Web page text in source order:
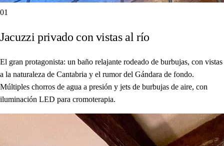
01
Jacuzzi privado con vistas al río
El gran protagonista: un baño relajante rodeado de burbujas, con vistas
a la naturaleza de Cantabria y el rumor del Gándara de fondo.
Múltiples chorros de agua a presión y jets de burbujas de aire, con
iluminación LED para cromoterapia.